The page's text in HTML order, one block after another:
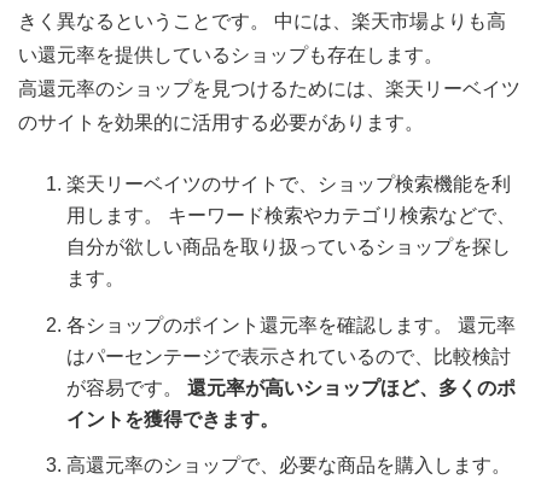
きく異なるということです。 中には、楽天市場よりも高
い還元率を提供しているショップも存在します。
高還元率のショップを見つけるためには、楽天リーベイツ
のサイトを効果的に活用する必要があります。
楽天リーベイツのサイトで、ショップ検索機能を利
用します。 キーワード検索やカテゴリ検索などで、
自分が欲しい商品を取り扱っているショップを探し
ます。
各ショップのポイント還元率を確認します。 還元率
はパーセンテージで表示されているので、比較検討
が容易です。 還元率が高いショップほど、多くのポ
イントを獲得できます。
高還元率のショップで、必要な商品を購入します。